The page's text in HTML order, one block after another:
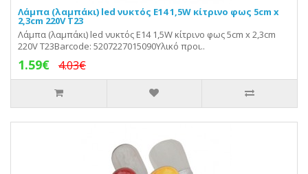
Λάμπα (λαμπάκι) led νυκτός Ε14 1,5W κίτρινο φως 5cm x
2,3cm 220V Τ23
Λάμπα (λαμπάκι) led νυκτός Ε14 1,5W κίτρινο φως 5cm x 2,3cm
220V Τ23Barcode: 5207227015090Υλικό προι..
1.59€ 4.03€